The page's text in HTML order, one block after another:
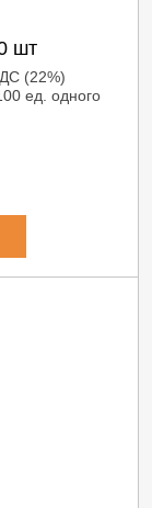
шт
(22%)
ед. одного